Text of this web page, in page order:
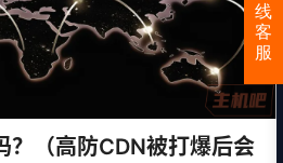
？（高防CDN被打爆后会
线
客
服